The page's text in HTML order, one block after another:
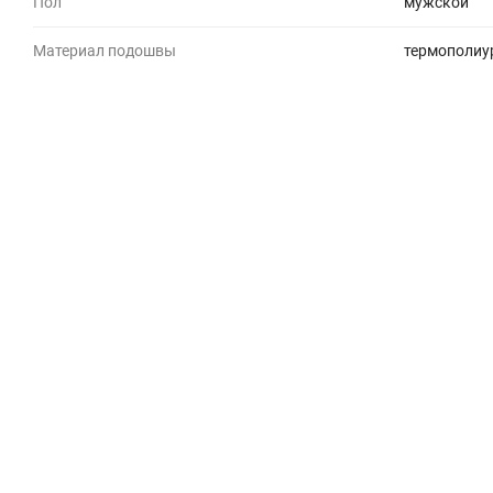
Материал подошвы